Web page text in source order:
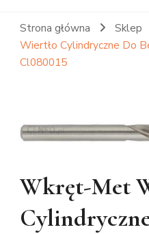
Strona główna Sklep
Wiertło Cylindryczne Do
Cl080015
Wkręt-Met